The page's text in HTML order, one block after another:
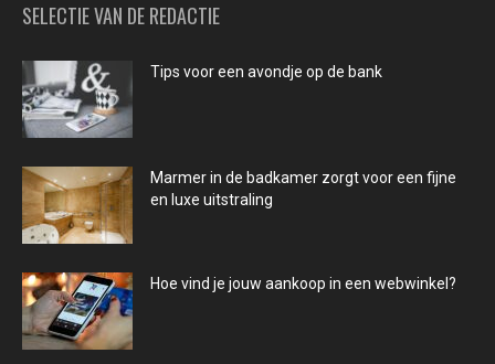
SELECTIE VAN DE REDACTIE
Tips voor een avondje op de bank
Marmer in de badkamer zorgt voor een fijne
en luxe uitstraling
Hoe vind je jouw aankoop in een webwinkel?